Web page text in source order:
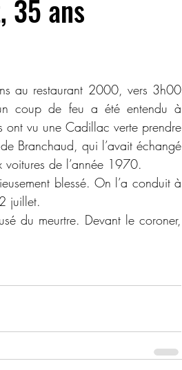
35 ans
coup de feu a été entendu à
ont vu une Cadillac verte prendre
Branchaud, qui l’avait échangé
de l’année 1970.
juillet.